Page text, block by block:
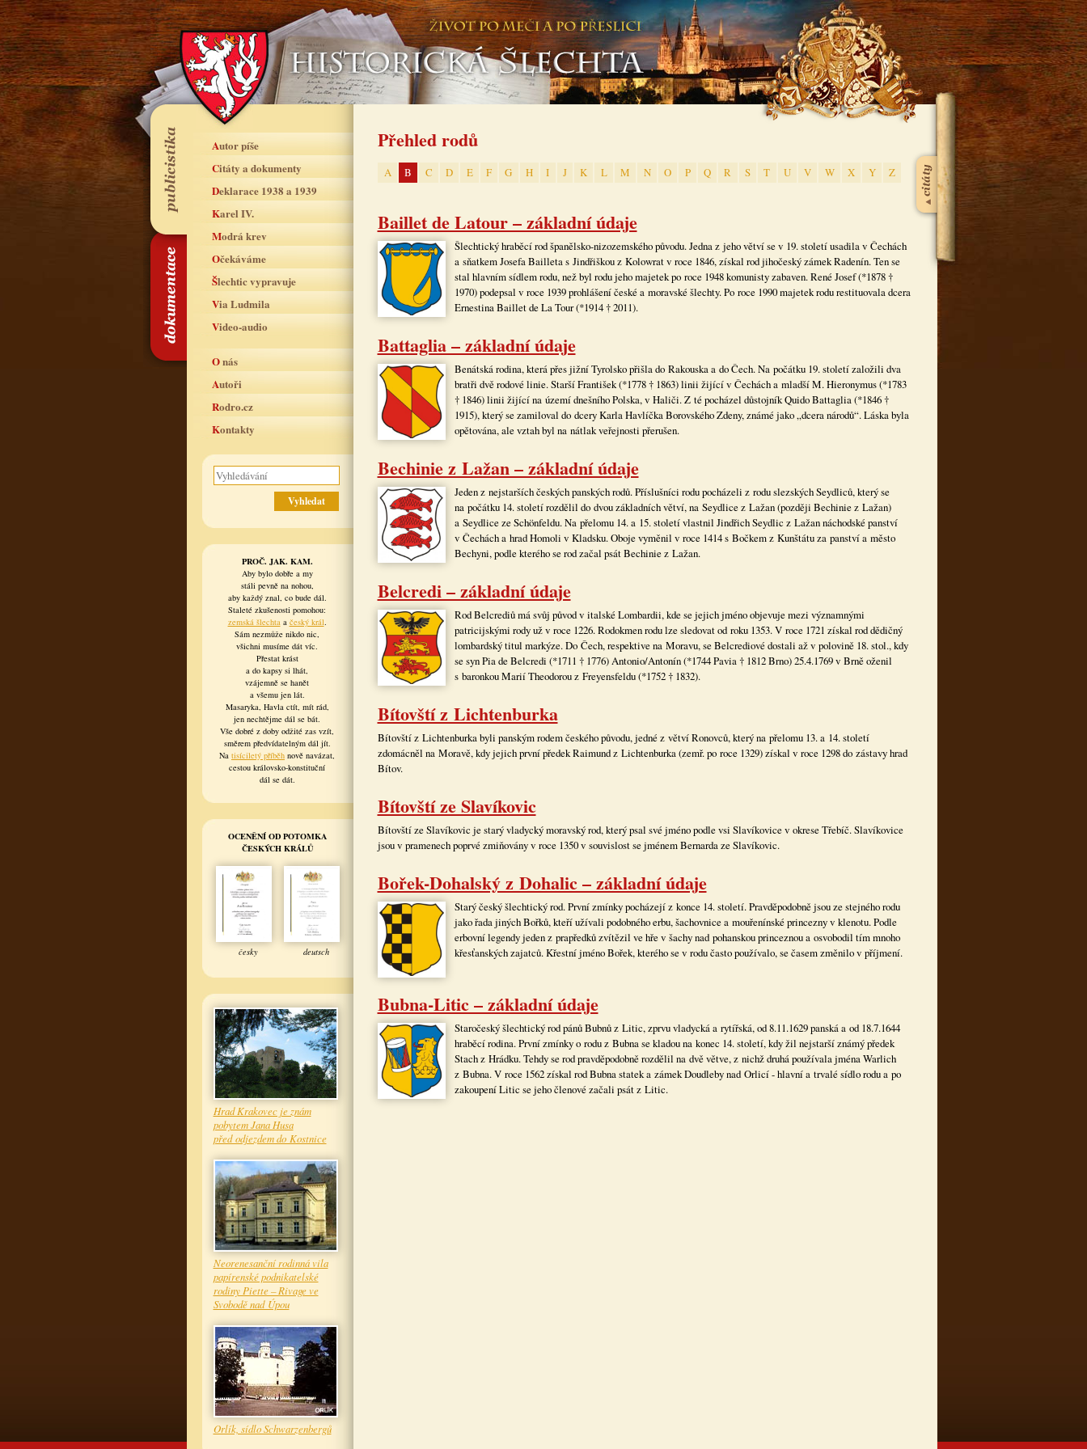
Autor píše
Citáty a dokumenty
Deklarace 1938 a 1939
Karel IV.
Modrá krev
Očekáváme
Šlechtic vypravuje
Via Ludmila
Video-audio
O nás
Autoři
Rodro.cz
Kontakty
PROČ. JAK. KAM.
Aby bylo dobře a my
stáli pevně na nohou,
aby každý znal, co bude dál.
Staleté zkušenosti pomohou:
zemská šlechtaa český král.
Sám nezmůže nikdo nic,
všichni musíme dát víc.
Přestat krást
a do kapsy si lhát,
vzájemně se hanět
a všemu jen lát.
Masaryka, Havla ctít, mít rád,
jen nechtějme dál se bát.
Vše dobré z doby odžité zas vzít,
směrem předvídatelným dál jít.
Na tisíciletý příběh nově navázat,
cestou královsko-konstituční
dál se dát.
OCENĚNÍ OD POTOMKA
ČESKÝCH KRÁLŮ
česky deutsch
Hrad Krakovec je znám
pobytem Jana Husa
před odjezdem do Kostnice
Neorenesanční rodinná vila
papírenské podnikatelské
rodiny Piette – Rivage ve
Svobodě nad Úpou
Orlík, sídlo Schwarzenbergů
Přehled rodů
A B C D E F G H I J K L M N O P Q R S T U V W X Y Z
Baillet de Latour – základní údaje
Šlechtický hraběcí rod španělsko-nizozemského původu. Jedna z jeho větví se v 19. století usadila v Čechách
a sňatkem Josefa Bailleta s Jindřiškou z Kolowrat v roce 1846, získal rod jihočeský zámek Radenín. Ten se
stal hlavním sídlem rodu, než byl rodu jeho majetek po roce 1948 komunisty zabaven. René Josef (*1878 †
1970) podepsal v roce 1939 prohlášení české a moravské šlechty. Po roce 1990 majetek rodu restituovala dcera
Ernestina Baillet de La Tour (*1914 † 2011).
Battaglia – základní údaje
Benátská rodina, která přes jižní Tyrolsko přišla do Rakouska a do Čech. Na počátku 19. století založili dva
bratři dvě rodové linie. Starší František (*1778 † 1863) linii žijící v Čechách a mladší M. Hieronymus (*1783
† 1846) linii žijící na území dnešního Polska, v Haliči. Z té pocházel důstojník Quido Battaglia (*1846 †
1915), který se zamiloval do dcery Karla Havlíčka Borovského Zdeny, známé jako „dcera národů“. Láska byla
opětována, ale vztah byl na nátlak veřejnosti přerušen.
Bechinie z Lažan – základní údaje
Jeden z nejstarších českých panských rodů. Příslušníci rodu pocházeli z rodu slezských Seydliců, který se
na počátku 14. století rozdělil do dvou základních větví, na Seydlice z Lažan (později Bechinie z Lažan)
a Seydlice ze Schönfeldu. Na přelomu 14. a 15. století vlastnil Jindřich Seydlic z Lažan náchodské panství
v Čechách a hrad Homoli v Kladsku. Oboje vyměnil v roce 1414 s Bočkem z Kunštátu za panství a město
Bechyni, podle kterého se rod začal psát Bechinie z Lažan.
Belcredi – základní údaje
Rod Belcrediů má svůj původ v italské Lombardii, kde se jejich jméno objevuje mezi významnými
patricijskými rody už v roce 1226. Rodokmen rodu lze sledovat od roku 1353. V roce 1721 získal rod dědičný
lombardský titul markýze. Do Čech, respektive na Moravu, se Belcrediové dostali až v polovině 18. stol., kdy
se syn Pia de Belcredi (*1711 † 1776) Antonio/Antonín (*1744 Pavia † 1812 Brno) 25.4.1769 v Brně oženil
s baronkou Marií Theodorou z Freyensfeldu (*1752 † 1832).
Bítovští z Lichtenburka
Bítovští z Lichtenburka byli panským rodem českého původu, jedné z větví Ronovců, který na přelomu 13. a 14. století
zdomácněl na Moravě, kdy jejich první předek Raimund z Lichtenburka (zemř. po roce 1329) získal v roce 1298 do zástavy hrad
Bítov.
Bítovští ze Slavíkovic
Bítovští ze Slavíkovic je starý vladycký moravský rod, který psal své jméno podle vsi Slavíkovice v okrese Třebíč. Slavíkovice
jsou v pramenech poprvé zmiňovány v roce 1350 v souvislost se jménem Bernarda ze Slavíkovic.
Bořek-Dohalský z Dohalic – základní údaje
Starý český šlechtický rod. První zmínky pocházejí z konce 14. století. Pravděpodobně jsou ze stejného rodu
jako řada jiných Bořků, kteří užívali podobného erbu, šachovnice a mouřenínské princezny v klenotu. Podle
erbovní legendy jeden z prapředků zvítězil ve hře v šachy nad pohanskou princeznou a osvobodil tím mnoho
křesťanských zajatců. Křestní jméno Bořek, kterého se v rodu často používalo, se časem změnilo v příjmení.
Bubna-Litic – základní údaje
Staročeský šlechtický rod pánů Bubnů z Litic, zprvu vladycká a rytířská, od 8.11.1629 panská a od 18.7.1644
hraběcí rodina. První zmínky o rodu z Bubna se kladou na konec 14. století, kdy žil nejstarší známý předek
Stach z Hrádku. Tehdy se rod pravděpodobně rozdělil na dvě větve, z nichž druhá používala jména Warlich
z Bubna. V roce 1562 získal rod Bubna statek a zámek Doudleby nad Orlicí - hlavní a trvalé sídlo rodu a po
zakoupení Litic se jeho členové začali psát z Litic.